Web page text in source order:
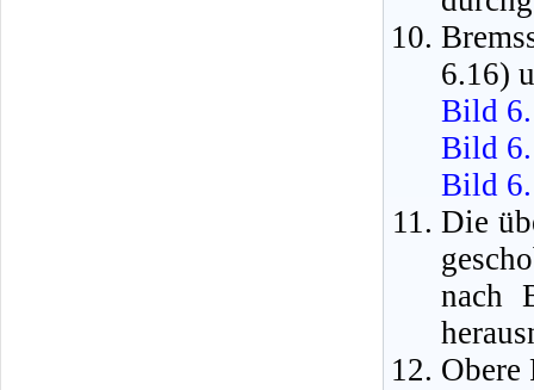
6.16)
Bild
Bild
Bild
Die
nach
Obere